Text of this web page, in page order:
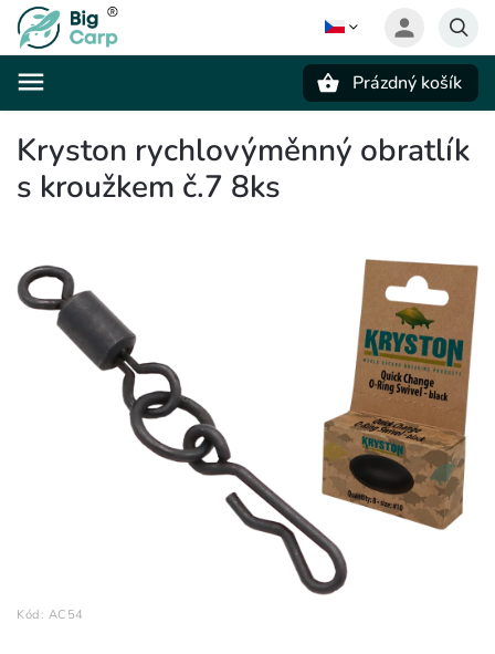
Prázdný košík
Kryston rychlovýměnný obratlík
s kroužkem č.7 8ks
Kód: AC54